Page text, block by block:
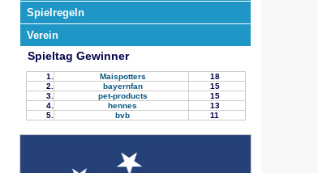
Spielregeln
Verein
Spieltag Gewinner
1. Maispotters
18
2.
bayernfan
15
3.
pet-products
15
4.
hennes
13
5.
bvb 11